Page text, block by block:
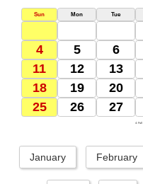
Sun Mon Tue
4
5 6
11
12 13
18
19 20
25
26 27
4: Full
January February